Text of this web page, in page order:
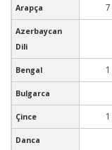
Arapça 7
Azerbaycan
Dili
Bengal 1
Bulgarca
Çince 1
Danca